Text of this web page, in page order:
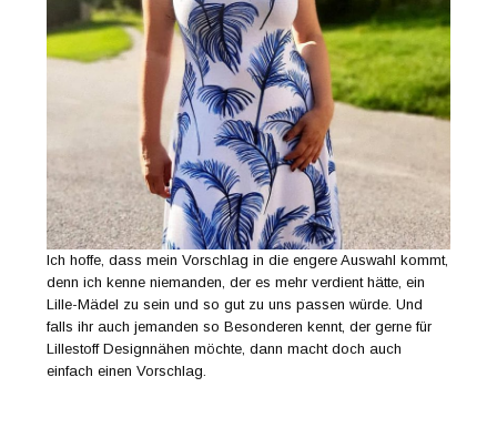
Ich hoffe, dass mein Vorschlag in die engere Auswahl kommt,
denn ich kenne niemanden, der es mehr verdient hätte, ein
Lille-Mädel zu sein und so gut zu uns passen würde. Und
falls ihr auch jemanden so Besonderen kennt, der gerne für
Lillestoff Designnähen möchte, dann macht doch auch
einfach einen Vorschlag.